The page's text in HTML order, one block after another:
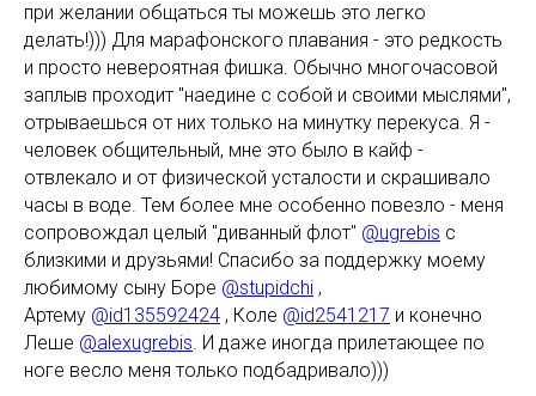
при желании общаться ты можешь это легко
делать!))) Для марафонского плавания - это редкость
и просто невероятная фишка. Обычно многочасовой
заплыв проходит "наедине с собой и своими мыслями",
отрываешься от них только на минутку перекуса. Я -
человек общительный, мне это было в кайф -
отвлекало и от физической усталости и скрашивало
часы в воде. Тем более мне особенно повезло - меня
сопровождал целый "диванный флот" @ugrebis с
близкими и друзьями! Спасибо за поддержку моему
любимому сыну Боре @stupidchi ,
Артему @id135592424 , Коле @id2541217 и конечно
Леше @alexugrebis. И даже иногда прилетающее по
ноге весло меня только подбадривало)))